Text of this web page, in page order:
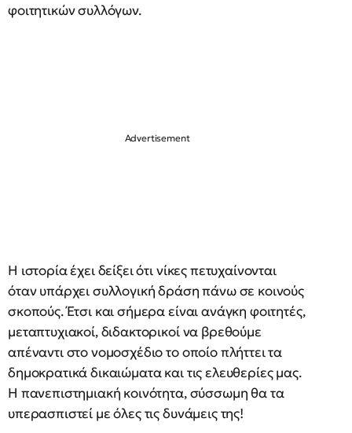
φοιτητικών συλλόγων.
Η ιστορία έχει δείξει ότι νίκες πετυχαίνονται
όταν υπάρχει συλλογική δράση πάνω σε κοινούς
σκοπούς. Έτσι και σήμερα είναι ανάγκη φοιτητές,
μεταπτυχιακοί, διδακτορικοί να βρεθούμε
απέναντι στο νομοσχέδιο το οποίο πλήττει τα
δημοκρατικά δικαιώματα και τις ελευθερίες μας.
Η πανεπιστημιακή κοινότητα, σύσσωμη θα τα
υπερασπιστεί με όλες τις δυνάμεις της!